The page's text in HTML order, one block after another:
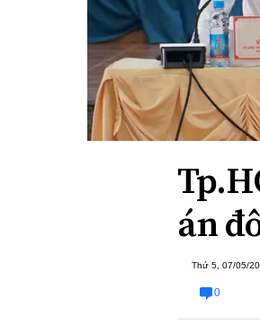
Xi nhan Trái Phải
Bạn đọc viết
án
Thứ 5, 07/05/
0